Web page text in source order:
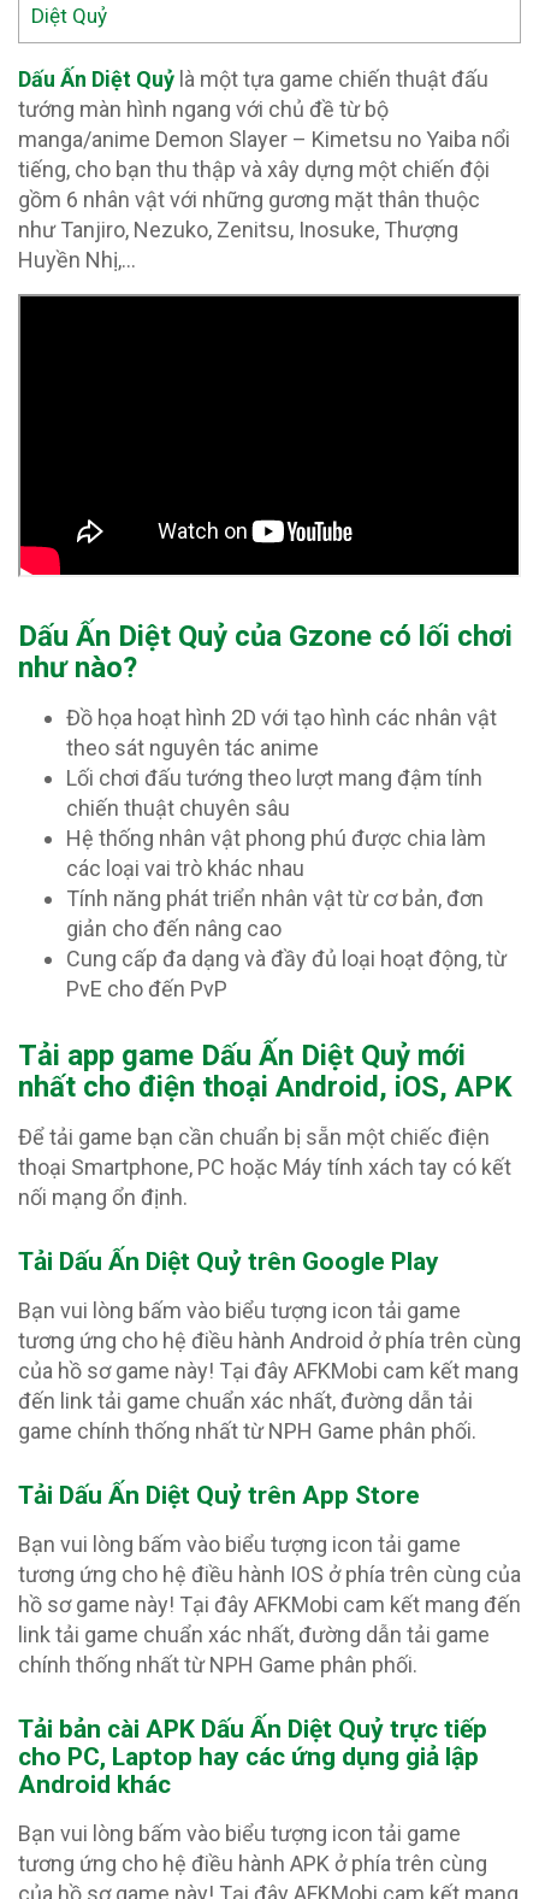
Diệt Quỷ
Dấu Ấn Diệt Quỷ là một tựa game chiến thuật đấu
tướng màn hình ngang với chủ đề từ bộ
manga/anime Demon Slayer – Kimetsu no Yaiba nổi
tiếng, cho bạn thu thập và xây dựng một chiến đội
gồm 6 nhân vật với những gương mặt thân thuộc
như Tanjiro, Nezuko, Zenitsu, Inosuke, Thượng
Huyền Nhị,…
Dấu Ấn Diệt Quỷ của Gzone có lối chơi
như nào?
Đồ họa hoạt hình 2D với tạo hình các nhân vật
theo sát nguyên tác anime
Lối chơi đấu tướng theo lượt mang đậm tính
chiến thuật chuyên sâu
Hệ thống nhân vật phong phú được chia làm
các loại vai trò khác nhau
Tính năng phát triển nhân vật từ cơ bản, đơn
giản cho đến nâng cao
Cung cấp đa dạng và đầy đủ loại hoạt động, từ
PvE cho đến PvP
Tải app game Dấu Ấn Diệt Quỷ mới
nhất cho điện thoại Android, iOS, APK
Để tải game bạn cần chuẩn bị sẵn một chiếc điện
thoại Smartphone, PC hoặc Máy tính xách tay có kết
nối mạng ổn định.
Tải Dấu Ấn Diệt Quỷ trên Google Play
Bạn vui lòng bấm vào biểu tượng icon tải game
tương ứng cho hệ điều hành Android ở phía trên cùng
của hồ sơ game này! Tại đây AFKMobi cam kết mang
đến link tải game chuẩn xác nhất, đường dẫn tải
game chính thống nhất từ NPH Game phân phối.
Tải Dấu Ấn Diệt Quỷ trên App Store
Bạn vui lòng bấm vào biểu tượng icon tải game
tương ứng cho hệ điều hành IOS ở phía trên cùng của
hồ sơ game này! Tại đây AFKMobi cam kết mang đến
link tải game chuẩn xác nhất, đường dẫn tải game
chính thống nhất từ NPH Game phân phối.
Tải bản cài APK Dấu Ấn Diệt Quỷ trực tiếp
cho PC, Laptop hay các ứng dụng giả lập
Android khác
Bạn vui lòng bấm vào biểu tượng icon tải game
tương ứng cho hệ điều hành APK ở phía trên cùng
của hồ sơ game này! Tại đây AFKMobi cam kết mang